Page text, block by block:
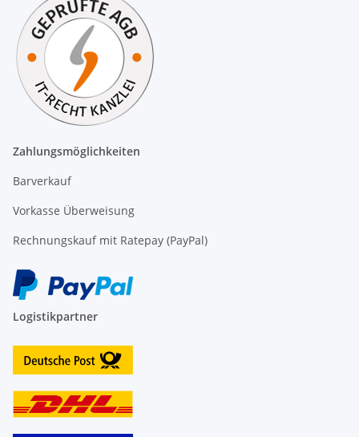
Zahlungsmöglichkeiten
Barverkauf
Vorkasse Überweisung
Rechnungskauf mit Ratepay (PayPal)
Logistikpartner